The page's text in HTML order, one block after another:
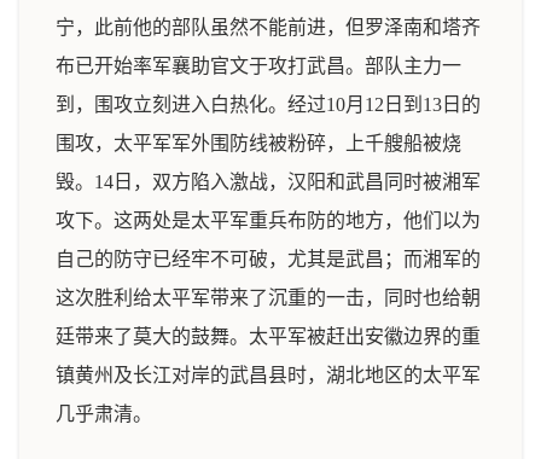
宁，此前他的部队虽然不能前进，但罗泽南和塔齐
布已开始率军襄助官文于攻打武昌。部队主力一
到，围攻立刻进入白热化。经过10月12日到13日的
围攻，太平军军外围防线被粉碎，上千艘船被烧
毁。14日，双方陷入激战，汉阳和武昌同时被湘军
攻下。这两处是太平军重兵布防的地方，他们以为
自己的防守已经牢不可破，尤其是武昌；而湘军的
这次胜利给太平军带来了沉重的一击，同时也给朝
廷带来了莫大的鼓舞。太平军被赶出安徽边界的重
镇黄州及长江对岸的武昌县时，湖北地区的太平军
几乎肃清。